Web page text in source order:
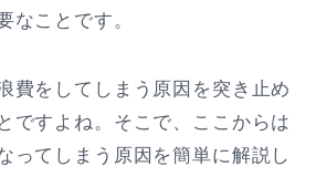
なことです。
費をしてしまう原因を突き止め
ですよね。そこで、ここからは
ってしまう原因を簡単に解説し